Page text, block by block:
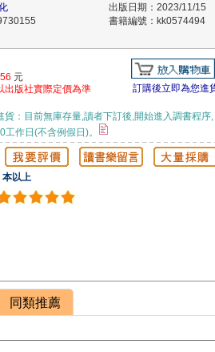
出版日期：2023/11/15
書籍編號：kk0574494
元
出版社實際定價為準
訂購後立即為您進
貨：目前無庫存量,讀者下訂後,開始進入調書程序,
作日(不含例假日)。
本以上
同類推薦